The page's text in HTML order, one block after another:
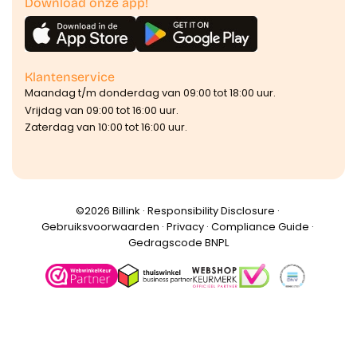
Klantenservice
Maandag t/m donderdag van 09:00 tot 18:00 uur.
Vrijdag van 09:00 tot 16:00 uur.
Zaterdag van 10:00 tot 16:00 uur.
©️2026 Billink · Responsibility Disclosure ·
Gebruiksvoorwaarden · Privacy· Compliance Guide ·
Gedragscode BNPL